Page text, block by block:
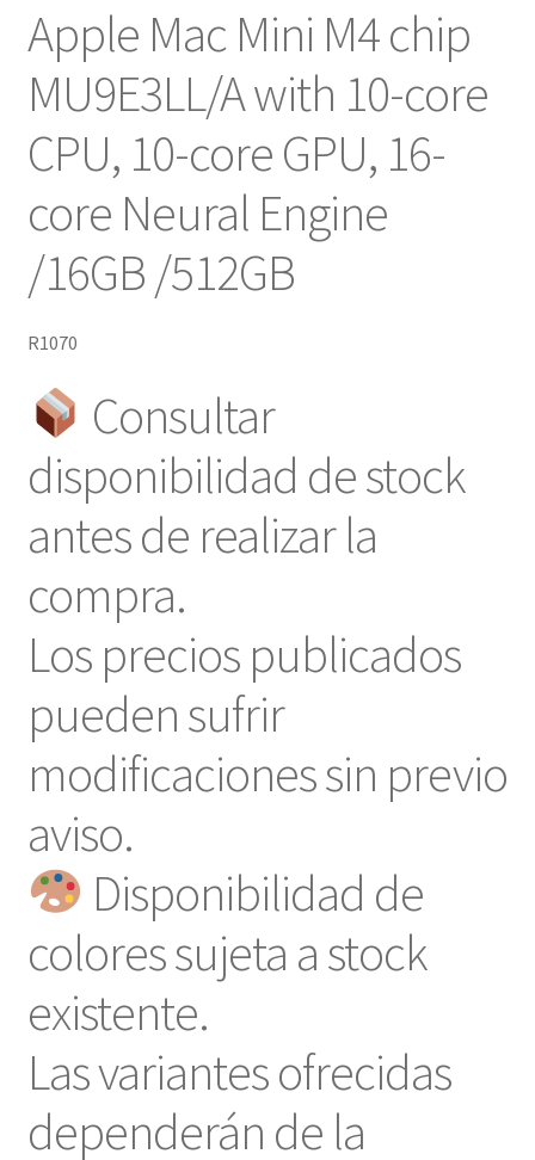
Apple Mac Mini M4 chip
MU9E3LL/A with 10-core
CPU, 10-core GPU, 16-
core Neural Engine
/16GB /512GB
R1070
Consultar
disponibilidad de stock
antes de realizar la
compra.
Los precios publicados
pueden sufrir
modificaciones sin previo
aviso.
Disponibilidad de
colores sujeta a stock
existente.
Las variantes ofrecidas
dependerán de la